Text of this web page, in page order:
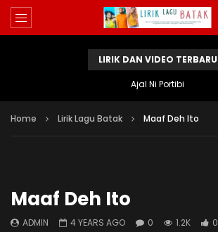
LIRIK DAN VIDEO TERBARU
Ajal Ni Portibi
Home Lirik Lagu Batak Maaf Deh Ito
Maaf Deh Ito
ADMIN 4 YEARS AGO 0 1.2K 0